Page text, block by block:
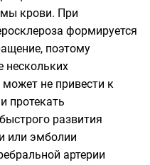
крови. При
формируется
поэтому
нескольких
не привести к
протекать
развития
или эмболии
артерии